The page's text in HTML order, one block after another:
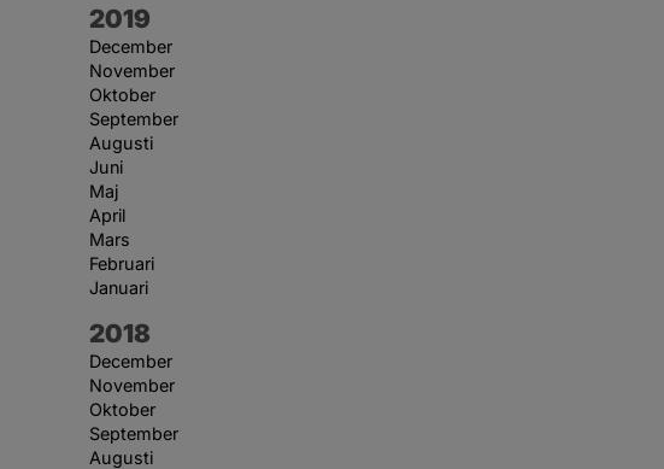
År:
2019
December
November
Oktober
September
Augusti
Juni
Maj
April
Mars
Februari
Januari
År:
2018
December
November
Oktober
September
Augusti